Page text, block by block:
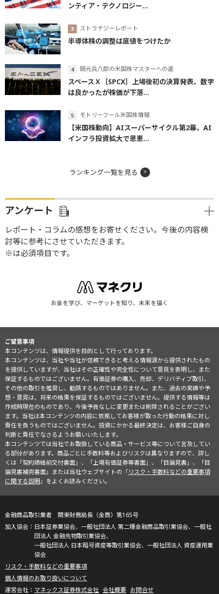
ンティア・テクノロジー...
ストラテジーレポート
半導体株の調整は底値をつけたか
岡元兵八郎の米国株マスターへの道
スペースＸ［SPCX］上場後初の決算発表、数字
は良かったが株価が下落...
モトリーフール米国株情報
【米国株動向】AIスーパーサイクル第2幕、AI
インフラ投資拡大で恩恵...
ランキング一覧を見る
アンケート
レポート・コラムの感想をお寄せください。今後の内容検
討等に参考にさせていただきます。
※は必須項目です。
お金を学び、マーケットを知り、未来を描く
ご留意事項
本コンテンツは、情報提供を目的として行っております。
本コンテンツは、当社や当社が信頼できると考える情報源から提供されたもの
を提供していますが、当社はその正確性や完全性について意見を表明し、また
保証するものではございません。有価証券の購入、売却、デリバティブ取引、
その他の取引を推奨し、勧誘するものではありません。また、過去の実績や予
想・意見は、将来の結果を保証するものではございません。提供する情報等は
作成時現在のものであり、今後予告なしに変更または削除されることがござい
ます。当社は本コンテンツの内容に依拠してお客様が取った行動の結果に対し
責任を負うものではございません。投資にかかる最終決定は、お客様ご自身の
判断と責任でなさるようお願いいたします。
本コンテンツでは当社でお取扱している商品・サービス等について言及してい
る部分があります。商品ごとに手数料等およびリスクは異なりますので、詳し
くは「契約締結前交付書面」、「上場有価証券等書面」、「目論見書」、「目
論見書補完書面」または当社ウェブサイトの「リスク・手数料などの重要事項
に関する説明」をよくお読みください。
金融商品取引業者 関東財務局長（金商）第165号
日本証券業協会、一般社団法人 第二種金融商品取引業協会、一般社
団法人 金融先物取引業協会、
一般社団法人 日本暗号資産等取引業協会、一般社団法人 資産運用業
協会
リスク・手数料などの重要事項
個人情報のお取り扱いについて
マネックス証券株式会社 会社概要 お問合せ